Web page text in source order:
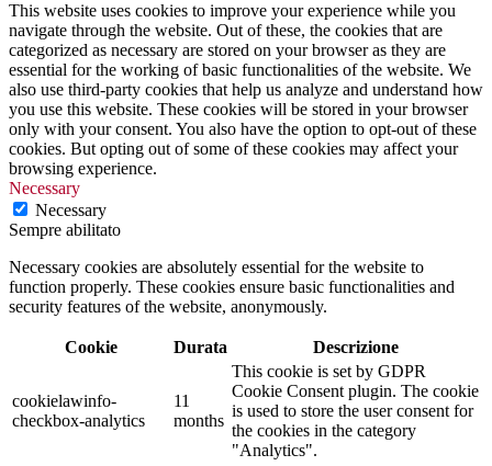
This website uses cookies to improve your experience while you
navigate through the website. Out of these, the cookies that are
categorized as necessary are stored on your browser as they are
essential for the working of basic functionalities of the website. We
also use third-party cookies that help us analyze and understand how
you use this website. These cookies will be stored in your browser
only with your consent. You also have the option to opt-out of these
cookies. But opting out of some of these cookies may affect your
browsing experience.
Necessary
Necessary
Sempre abilitato
Necessary cookies are absolutely essential for the website to
function properly. These cookies ensure basic functionalities and
security features of the website, anonymously.
Cookie Durata Descrizione
cookielawinfo-
checkbox-analytics
11
months
This cookie is set by GDPR
Cookie Consent plugin. The cookie
is used to store the user consent for
the cookies in the category
"Analytics".